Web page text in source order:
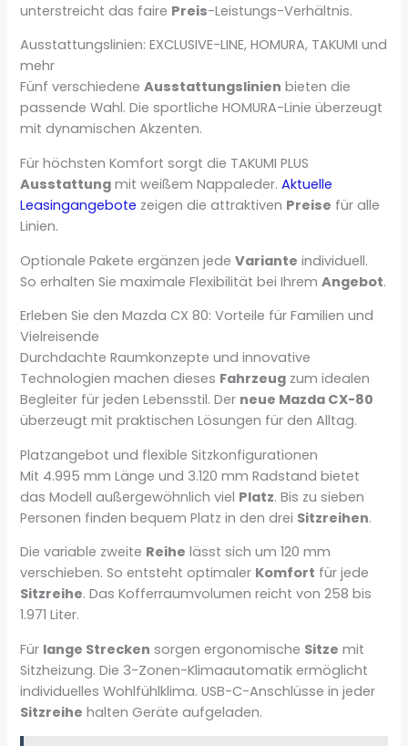
unterstreicht das faire Preis-Leistungs-Verhältnis.
Ausstattungslinien: EXCLUSIVE-LINE, HOMURA, TAKUMI und
mehr
Fünf verschiedeneAusstattungslinien bieten die
passende Wahl. Die sportliche HOMURA-Linie überzeugt
mit dynamischen Akzenten.
Für höchsten Komfort sorgt die TAKUMI PLUS
Ausstattung mit weißem Nappaleder.Aktuelle
Leasingangebote zeigen die attraktiven Preise für alle
Linien.
Optionale Pakete ergänzen jedeVariante individuell.
So erhalten Sie maximale Flexibilität bei IhremAngebot.
Erleben Sie den Mazda CX 80: Vorteile für Familien und
Vielreisende
Durchdachte Raumkonzepte und innovative
Technologien machen dieses Fahrzeug zum idealen
Begleiter für jeden Lebensstil. Der neue Mazda CX-80
überzeugt mit praktischen Lösungen für den Alltag.
Platzangebot und flexible Sitzkonfigurationen
Mit 4.995 mm Länge und 3.120 mm Radstand bietet
das Modell außergewöhnlich viel Platz. Bis zu sieben
Personen finden bequem Platz in den drei Sitzreihen.
Die variable zweite Reihe lässt sich um 120 mm
verschieben. So entsteht optimaler Komfort für jede
Sitzreihe. Das Kofferraumvolumen reicht von 258 bis
1.971 Liter.
Für lange Strecken sorgen ergonomische Sitze mit
Sitzheizung. Die 3-Zonen-Klimaautomatik ermöglicht
individuelles Wohlfühlklima. USB-C-Anschlüsse in jeder
Sitzreihe halten Geräte aufgeladen.